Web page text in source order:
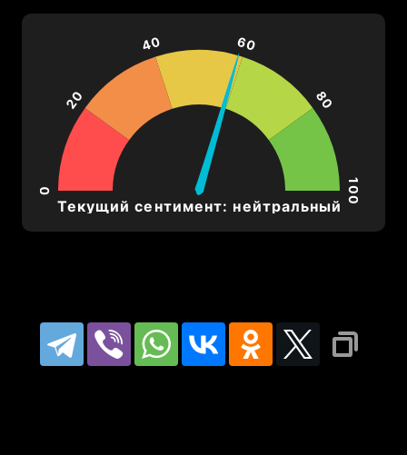
Анализ свечей предыдущего года
С учетом данных за последний
Минимальная цена: 1.146 USD
0
20
40 60
80
100
Текущий сентимент: нейтральный